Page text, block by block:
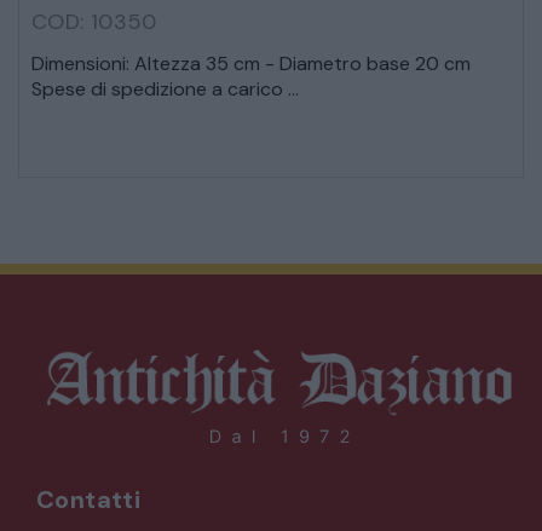
COD: 10350
Dimensioni: Altezza 35 cm - Diametro base 20 cm
Spese di spedizione a carico ...
Contatti